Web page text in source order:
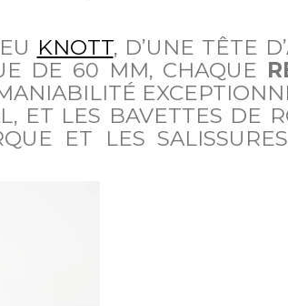
KNOTT, D’UNE TÊTE
DE 60 MM, CHAQUE
ET LES BAVETTES DE
ET LES